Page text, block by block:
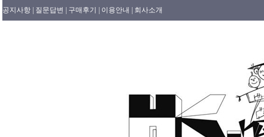
공지사항 | 질문답변 | 구매후기 | 이용안내 | 회사소개